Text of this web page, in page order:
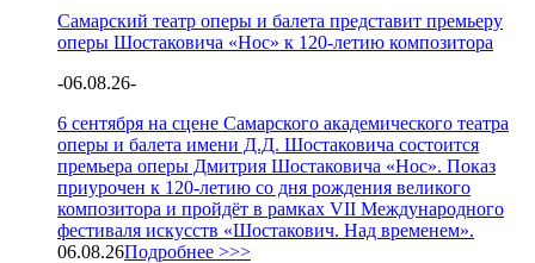
Самарский театр оперы и балета представит премьеру
оперы Шостаковича «Нос» к 120-летию композитора
-06.08.26-
6 сентября на сцене Самарского академического театра
оперы и балета имени Д.Д. Шостаковича состоится
премьера оперы Дмитрия Шостаковича «Нос». Показ
приурочен к 120-летию со дня рождения великого
композитора и пройдёт в рамках VII Международного
фестиваля искусств «Шостакович. Над временем».
06.08.26Подробнее >>>